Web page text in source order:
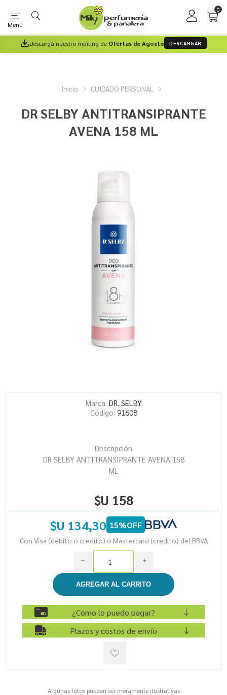
Menú
0
Descargá nuestro mailing de Ofertas de Agosto DESCARGAR
Inicio CUIDADO PERSONAL
DR SELBY ANTITRANSIPRANTE
AVENA 158 ML
Marca: DR. SELBY
Código: 91608
Descripción
DR SELBY ANTITRANSIPRANTE AVENA 158
ML
$U 158
$U 134,30 15%OFF
Con Visa (débito o crédito) o Mastercard (credito) del BBVA
i
h
¿Cómo lo puedo pagar?
Plazos y costos de envío
Algunas fotos pueden ser meramente ilustrativas